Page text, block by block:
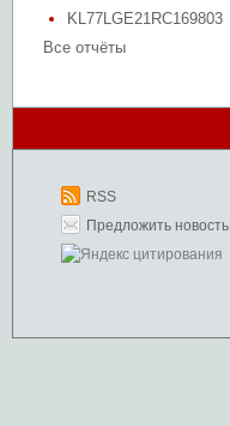
KL77LGE21RC169803
Все отчёты
RSS
Предложить новость